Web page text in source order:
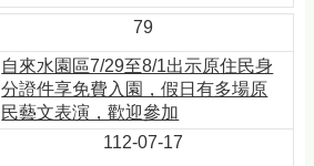
79
自來水園區7/29至8/1出示原住民身
分證件享免費入園，假日有多場原
民藝文表演，歡迎參加
112-07-17